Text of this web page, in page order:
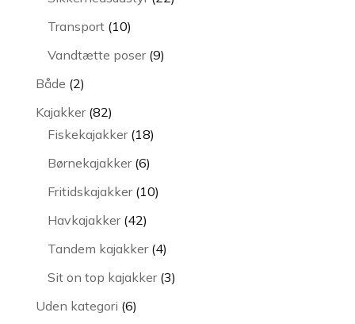
Transport 1010
varer
Vandtætte poser 99
Både 22
varer
Kajakker 8282
varer
Fiskekajakker 1818
Børnekajakker 66
varer
Fritidskajakker 1010
Havkajakker 4242
varer
Tandem kajakker 44
varer
Sit on top kajakker 33
Uden kategori 66